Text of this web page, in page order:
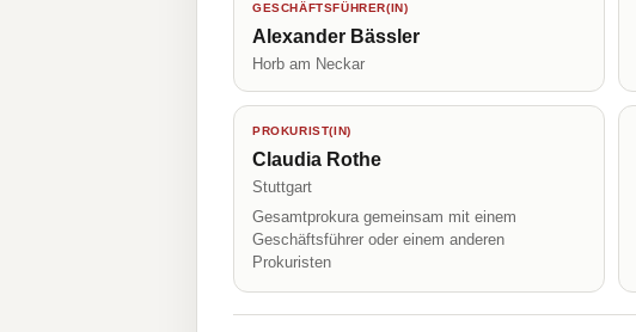
GESCHÄFTSFÜHRER(IN)
Alexander Bässler
Horb am Neckar
PROKURIST(IN)
Claudia Rothe
Stuttgart
Gesamtprokura gemeinsam mit einem
Geschäftsführer oder einem anderen
Prokuristen